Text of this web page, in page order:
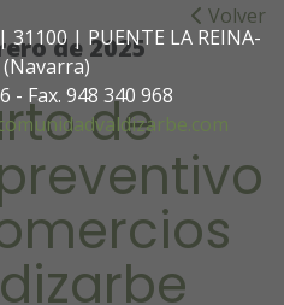
| PUENTE LA REINA-
(Navarra)
- Fax. 948 340 968
Volver
de 2025
de